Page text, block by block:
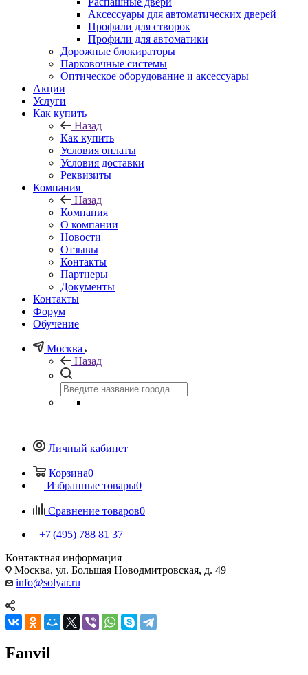
Аксессуары для автоматических дверей
Профили для створок
Профили для автоматики
Дорожные блокираторы
Парковочные системы
Оптическое оборудование и аксессуары
Акции
Услуги
Как купить
Назад
Как купить
Условия оплаты
Условия доставки
Реквизиты
Компания
Назад
Компания
О компании
Новости
Отзывы
Контакты
Партнеры
Документы
Контакты
Форум
Обучение
Москва
Назад
Личный кабинет
Корзина0
Избранные товары0
Сравнение товаров0
+7 (495) 788 81 37
Контактная информация
Москва, ул. Большая Новодмитровская, д. 49
info@solyar.ru
Fanvil